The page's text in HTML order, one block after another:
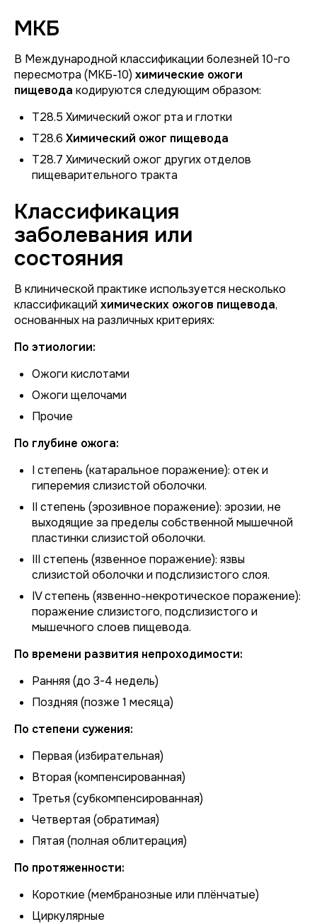
МКБ
В Международной классификации болезней 10-го
пересмотра (МКБ-10) химические ожоги
пищевода кодируются следующим образом:
T28.5 Химический ожог рта и глотки
T28.6 Химический ожог пищевода
T28.7 Химический ожог других отделов
пищеварительного тракта
Классификация
заболевания или
состояния
В клинической практике используется несколько
классификаций химических ожогов пищевода,
основанных на различных критериях:
По этиологии:
Ожоги кислотами
Ожоги щелочами
Прочие
По глубине ожога:
I степень (катаральное поражение): отек и
гиперемия слизистой оболочки.
II степень (эрозивное поражение): эрозии, не
выходящие за пределы собственной мышечной
пластинки слизистой оболочки.
III степень (язвенное поражение): язвы
слизистой оболочки и подслизистого слоя.
IV степень (язвенно-некротическое поражение):
поражение слизистого, подслизистого и
мышечного слоев пищевода.
По времени развития непроходимости:
Ранняя (до 3-4 недель)
Поздняя (позже 1 месяца)
По степени сужения:
Первая (избирательная)
Вторая (компенсированная)
Третья (субкомпенсированная)
Четвертая (обратимая)
Пятая (полная облитерация)
По протяженности:
Короткие (мембранозные или плёнчатые)
Циркулярные